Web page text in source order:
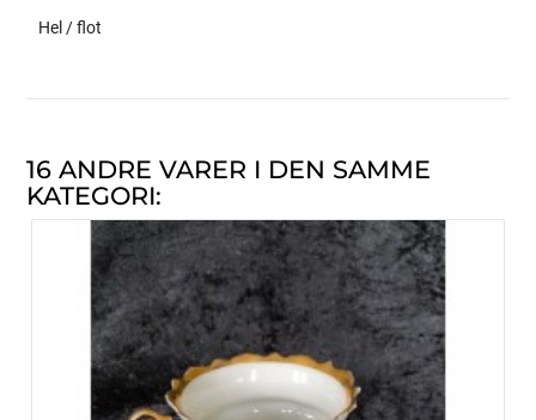
Hel / flot
16 ANDRE VARER I DEN SAMME
KATEGORI: